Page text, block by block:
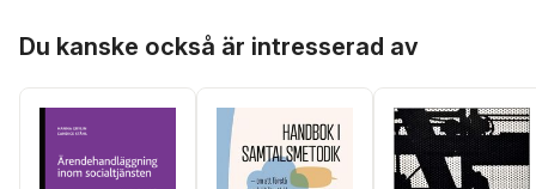
Du kanske också är intresserad av